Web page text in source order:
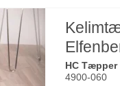
HC Tæpper
4900-060